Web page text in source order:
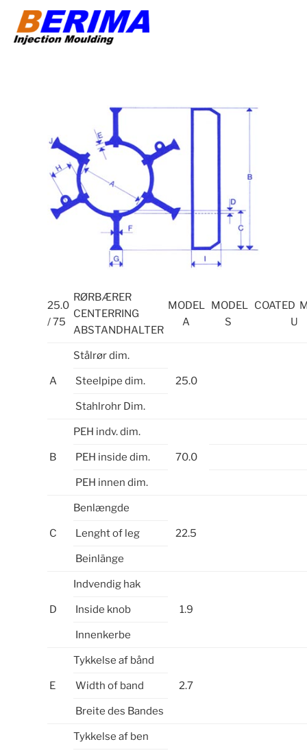
25.0
/ 75
RØRBÆRER
CENTERRING
ABSTANDHALTER
MODEL
A
MODEL
S
COATED
U
A
Stålrør dim.
25.0
Steelpipe dim.
Stahlrohr Dim.
B
PEH indv. dim.
70.0
PEH inside dim.
PEH innen dim.
C
Benlængde
22.5
Lenght of leg
Beinlänge
D
Indvendig hak
1.9
Inside knob
Innenkerbe
E
Tykkelse af bånd
2.7
Width of band
Breite des Bandes
Tykkelse af ben